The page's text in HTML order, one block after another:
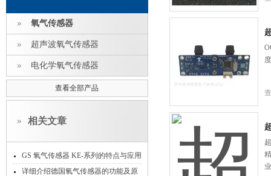
氧气传感器
超声波氧气传感器
电化学氧气传感器
查看全部产品
相关文章
GS 氧气传感器 KE-系列的特点与应用
详细介绍德国氧气传感器的功能及原